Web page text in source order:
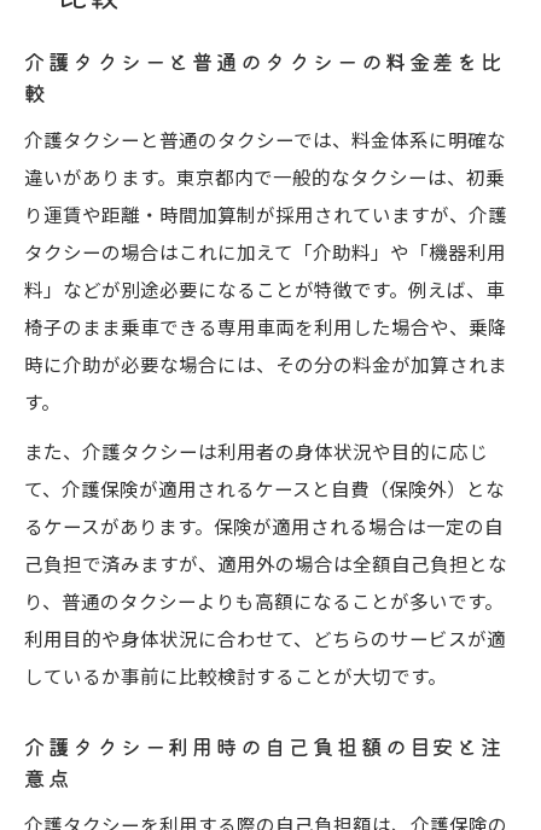
介護タクシーと普通のタクシーの料金差を比
較
介護タクシーと普通のタクシーでは、料金体系に明確な
違いがあります。東京都内で一般的なタクシーは、初乗
り運賃や距離・時間加算制が採用されていますが、介護
タクシーの場合はこれに加えて「介助料」や「機器利用
料」などが別途必要になることが特徴です。例えば、車
椅子のまま乗車できる専用車両を利用した場合や、乗降
時に介助が必要な場合には、その分の料金が加算されま
す。
また、介護タクシーは利用者の身体状況や目的に応じ
て、介護保険が適用されるケースと自費（保険外）とな
るケースがあります。保険が適用される場合は一定の自
己負担で済みますが、適用外の場合は全額自己負担とな
り、普通のタクシーよりも高額になることが多いです。
利用目的や身体状況に合わせて、どちらのサービスが適
しているか事前に比較検討することが大切です。
介護タクシー利用時の自己負担額の目安と注
意点
介護タクシーを利用する際の自己負担額は、介護保険の